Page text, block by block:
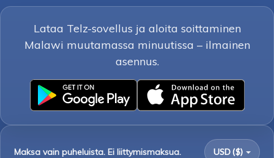
Lataa Telz-sovellus ja aloita soittaminen
Malawi muutamassa minuutissa – ilmainen
asennus.
Maksa vain puheluista. Ei liittymismaksua. USD ($)